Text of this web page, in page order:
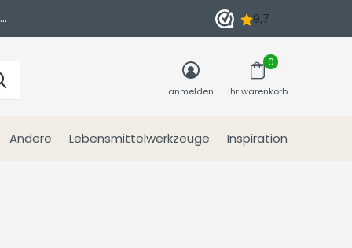
Andere Lebensmittelwerkzeuge Inspiration
anmelden ihr warenkorb
0